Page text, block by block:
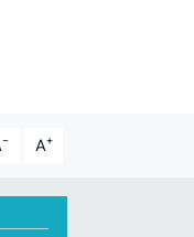
- A+